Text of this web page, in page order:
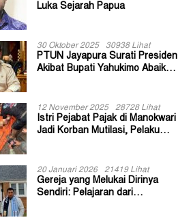
Luka Sejarah Papua
30 Oktober 2025 30938 Lihat
PTUN Jayapura Surati Presiden
Akibat Bupati Yahukimo Abaikan
12 November 2025 28728 Lihat
Istri Pejabat Pajak di Manokwari
Jadi Korban Mutilasi, Pelaku
20 Januari 2026 21419 Lihat
Gereja yang Melukai Dirinya
Sendiri: Pelajaran dari